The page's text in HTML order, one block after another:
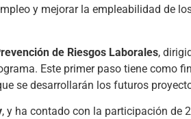
y mejorar la empleabilidad de
de Riesgos Laborales,
Este primer paso tiene como
se desarrollarán los futuros
, y ha contado con la participación de